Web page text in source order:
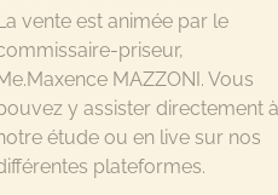
vente est animée par le
priseur,
MAZZONI. Vous
y assister directement à
étude ou en live sur nos
plateformes.